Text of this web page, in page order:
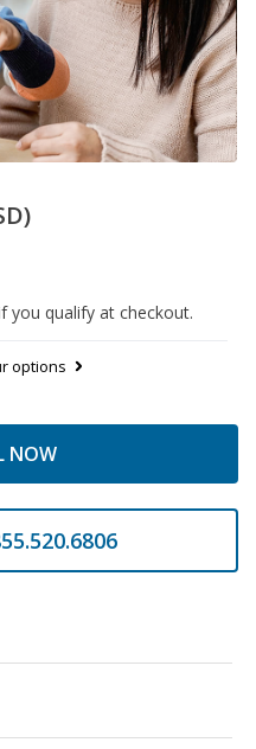
you qualify at checkout.
options
NOW